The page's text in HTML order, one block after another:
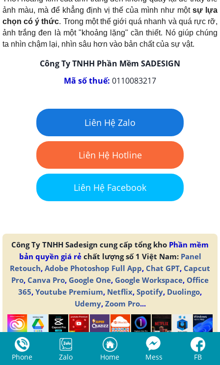
ảnh màu, mà để khẳng định vị thế của mình như một sự lựa
chọn có ý thức. Trong một thế giới quá nhanh và quá rực rỡ,
ảnh trắng đen là một "khoảng lặng" cần thiết. Nó giúp chúng
ta nhìn chậm lại, nhìn sâu hơn vào bản chất của sự vật.
Công Ty TNHH Phần Mềm SADESIGN
Mã số thuế: 0110083217
Liên Hệ Zalo
Liên Hệ Hotline
Liên Hệ Facebook
Công Ty TNHH Sadesign cung cấp tổng kho Phần mềm
bản quyền giá rẻchất lượng số 1 Việt Nam: Panel
Retouch, Adobe Photoshop Full App, Chat GPT, Capcut
Pro, Canva Pro, Google One, Google Workspace, Office
365, Youtube Premium, Netflix, Spotify, Duolingo,
Udemy, Zoom Pro...
Phone Zalo Home Mess FB